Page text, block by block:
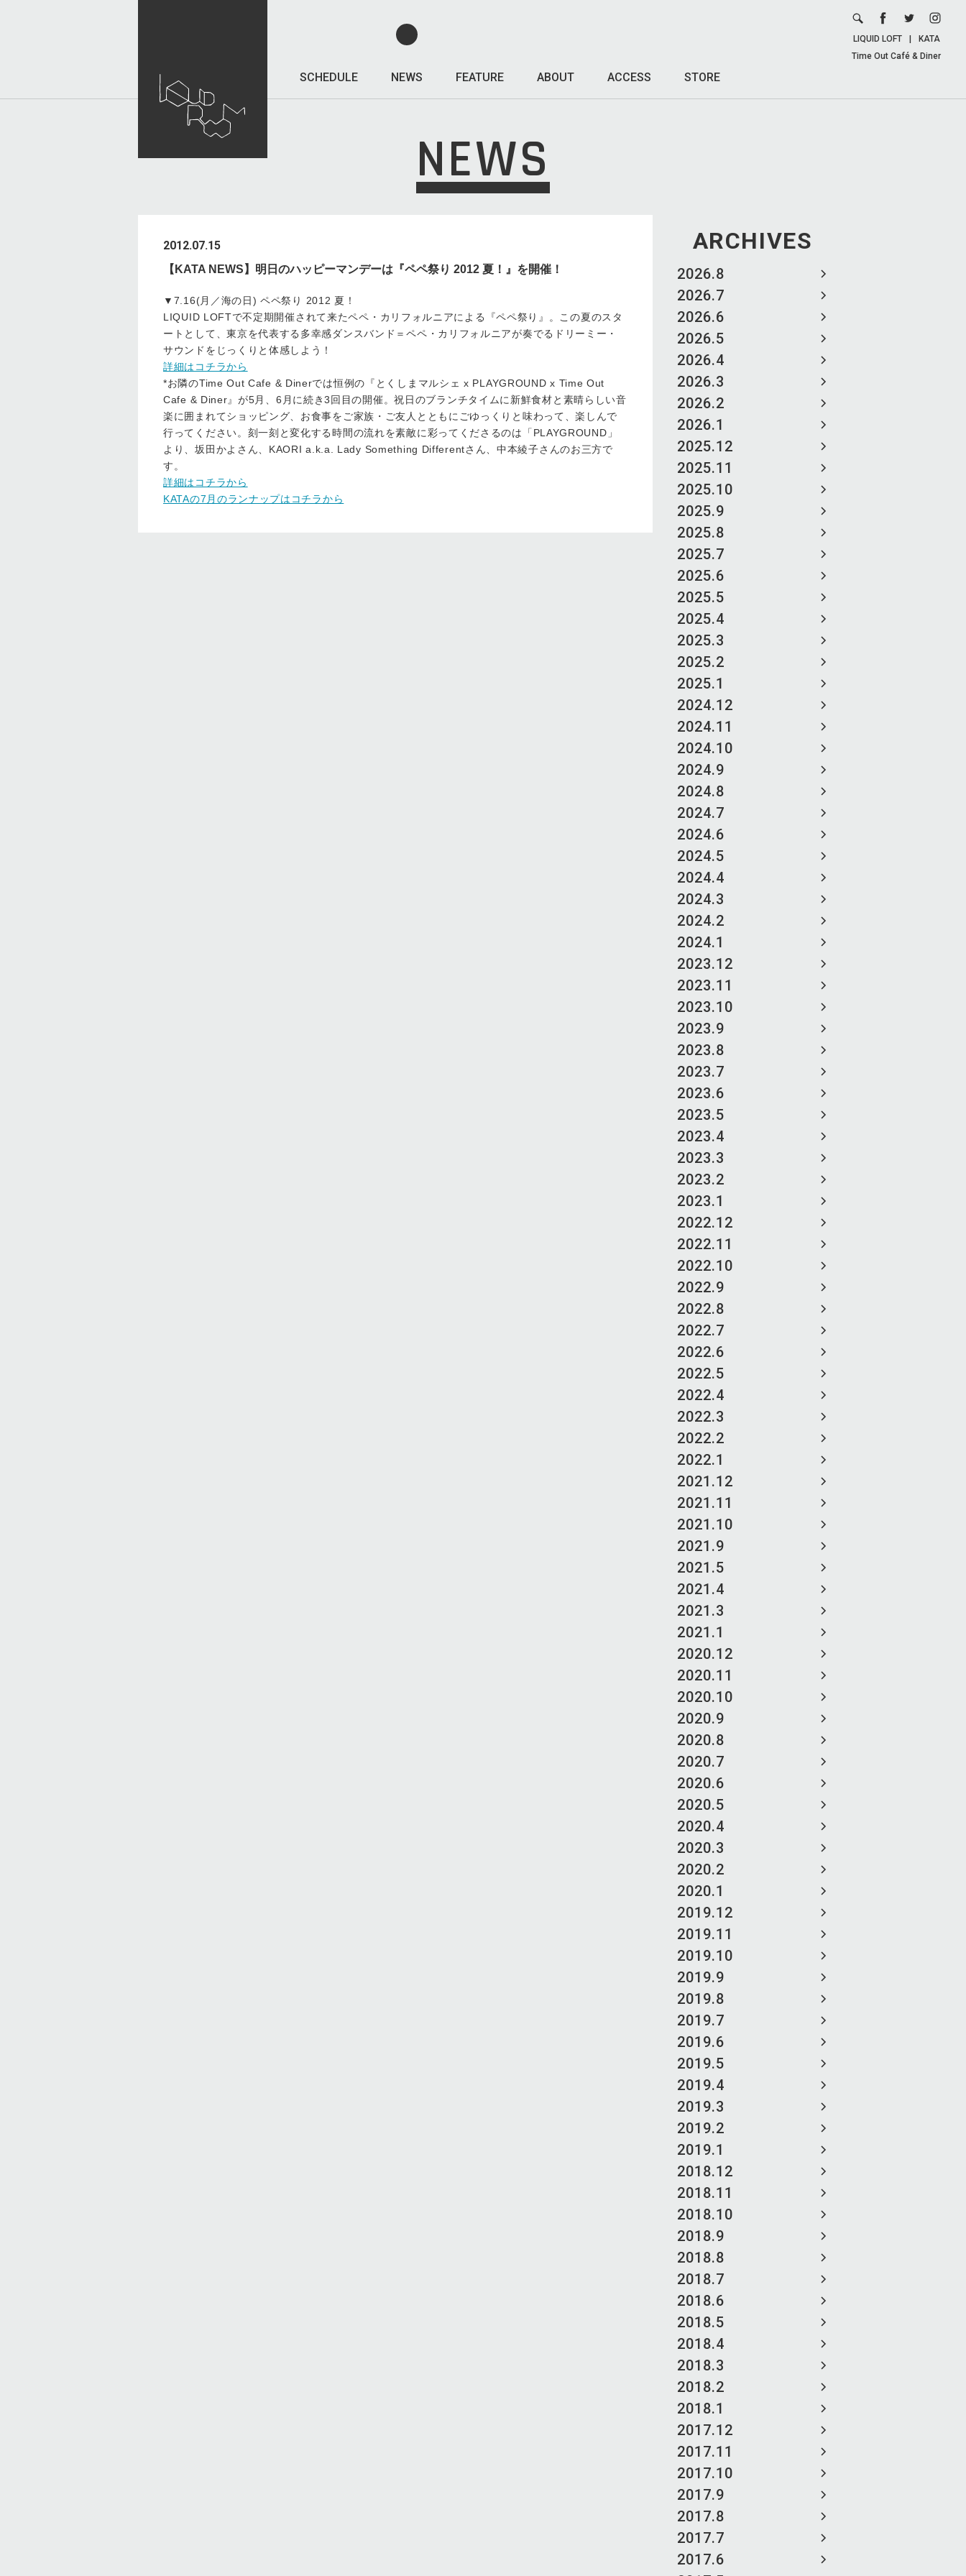
SCHEDULE NEWS FEATURE ABOUT ACCESS STORE
LIQUID LOFT
KATA
Time Out Café & Diner
NEWS
ARCHIVES
2026.8
2026.7
2026.6
2026.5
2026.4
2026.3
2026.2
2026.1
2025.12
2025.11
2025.10
2025.9
2025.8
2025.7
2025.6
2025.5
2025.4
2025.3
2025.2
2025.1
2024.12
2024.11
2024.10
2024.9
2024.8
2024.7
2024.6
2024.5
2024.4
2024.3
2024.2
2024.1
2023.12
2023.11
2023.10
2023.9
2023.8
2023.7
2023.6
2023.5
2023.4
2023.3
2023.2
2023.1
2022.12
2022.11
2022.10
2022.9
2022.8
2022.7
2022.6
2022.5
2022.4
2022.3
2022.2
2022.1
2021.12
2021.11
2021.10
2021.9
2021.5
2021.4
2021.3
2021.1
2020.12
2020.11
2020.10
2020.9
2020.8
2020.7
2020.6
2020.5
2020.4
2020.3
2020.2
2020.1
2019.12
2019.11
2019.10
2019.9
2019.8
2019.7
2019.6
2019.5
2019.4
2019.3
2019.2
2019.1
2018.12
2018.11
2018.10
2018.9
2018.8
2018.7
2018.6
2018.5
2018.4
2018.3
2018.2
2018.1
2017.12
2017.11
2017.10
2017.9
2017.8
2017.7
2017.6
2012.07.15
【KATA NEWS】明日のハッピーマンデーは『ペペ祭り 2012 夏！』を開催！
▼7.16(月／海の日) ペペ祭り 2012 夏！
LIQUID LOFTで不定期開催されて来たペペ・カリフォルニアによる『ペペ祭り』。この夏のスタ
ートとして、東京を代表する多幸感ダンスバンド＝ペペ・カリフォルニアが奏でるドリーミー・
サウンドをじっくりと体感しよう！
詳細はコチラから
*お隣のTime Out Cafe & Dinerでは恒例の『とくしまマルシェ x PLAYGROUND x Time Out
Cafe & Diner』が5月、6月に続き3回目の開催。祝日のブランチタイムに新鮮食材と素晴らしい音
楽に囲まれてショッピング、お食事をご家族・ご友人とともにごゆっくりと味わって、楽しんで
行ってください。刻一刻と変化する時間の流れを素敵に彩ってくださるのは「PLAYGROUND」
より、坂田かよさん、KAORI a.k.a. Lady Something Differentさん、中本綾子さんのお三方で
す。
詳細はコチラから
KATAの7月のランナップはコチラから